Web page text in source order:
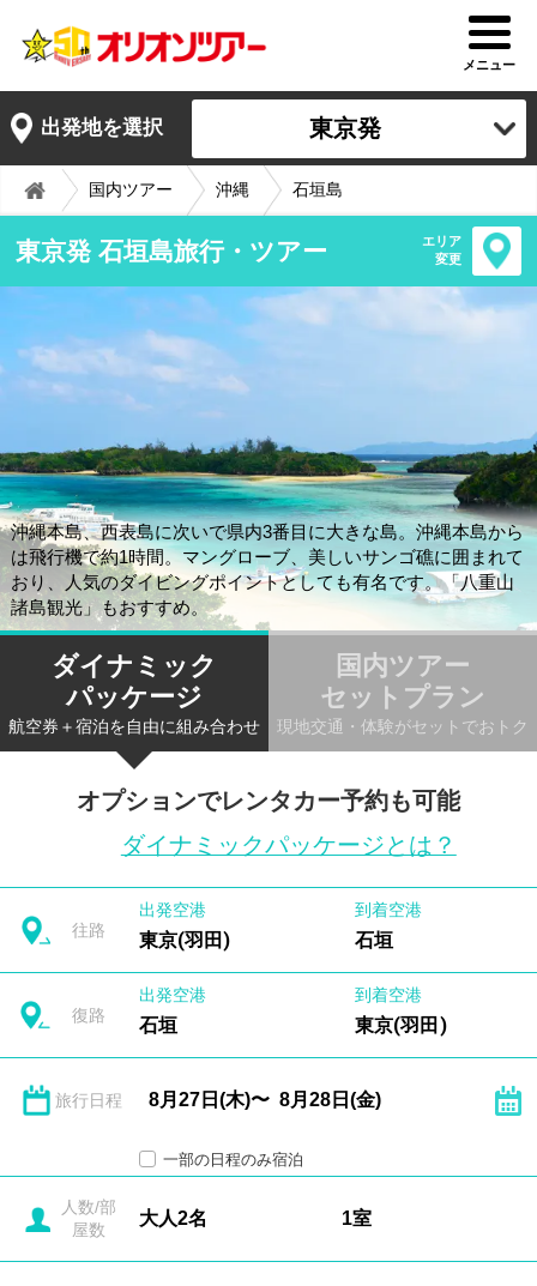
メニュー
出発地を選択 東京発
国内ツアー 沖縄 石垣島
東京発 石垣島旅行・ツアー
エリア
変更
沖縄本島、西表島に次いで県内3番目に大きな島。沖縄本島から
は飛行機で約1時間。マングローブ、美しいサンゴ礁に囲まれて
おり、人気のダイビングポイントとしても有名です。「八重山
諸島観光」もおすすめ。
ダイナミック
パッケージ
航空券＋宿泊を自由に組み合わせ
国内ツアー
セットプラン
現地交通・体験がセットでおトク
オプションでレンタカー予約も可能
ダイナミックパッケージとは？
往路
出発空港
東京(羽田)
到着空港
石垣
復路
出発空港
石垣
到着空港
東京(羽田)
旅行日程
一部の日程のみ宿泊
人数/部
屋数